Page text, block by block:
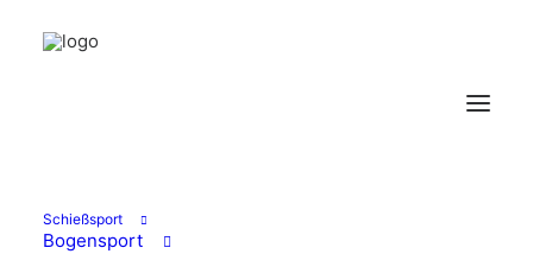
Schießsport
Bogensport